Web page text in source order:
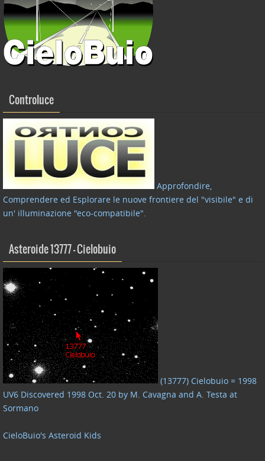
Controluce
Approfondire,
Comprendere ed Esplorare le nuove frontiere del "visibile" e di
un' illuminazione "eco-compatibile".
Asteroide 13777 – Cielobuio
(13777) Cielobuio = 1998
UV6 Discovered 1998 Oct. 20 by M. Cavagna and A. Testa at
Sormano
CieloBuio's Asteroid Kids